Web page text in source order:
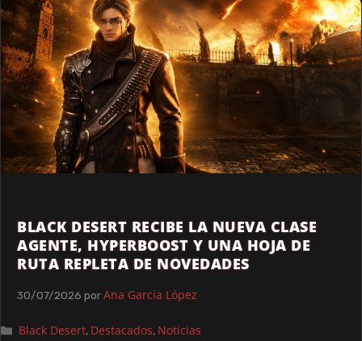
BLACK DESERT RECIBE LA NUEVA CLASE
AGENTE, HYPERBOOST Y UNA HOJA DE
RUTA REPLETA DE NOVEDADES
30/07/2026 porAna García López
Black Desert, Destacados, Noticias